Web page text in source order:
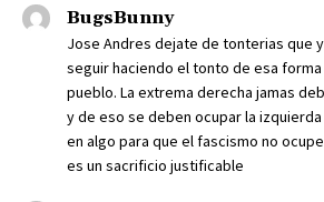
BugsBunny
Jose Andres dejate de tonterias que
seguir haciendo el tonto de esa
pueblo. La extrema derecha jamas
y de eso se deben ocupar la
en algo para que el fascismo no
es un sacrificio justificable